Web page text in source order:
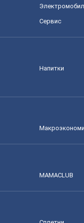
Сервис
Напитки
MAMACLUB